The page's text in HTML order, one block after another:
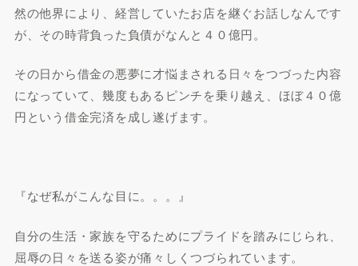
然の他界により、経営していたお店を継ぐお話しなんです
が、その時背負った負債がなんと４０億円。
その日から借金の悪夢に才悩まされる日々をつづった内容
になっていて、幾度もあるピンチを乗り越え、ほぼ４０億
円という借金完済を成し遂げます。
『なぜ私がこんな目に。。。』
自分の生活・家族を守るためにプライドを踏みにじられ、
屈辱の日々を送る姿が痛々しくつづられています。